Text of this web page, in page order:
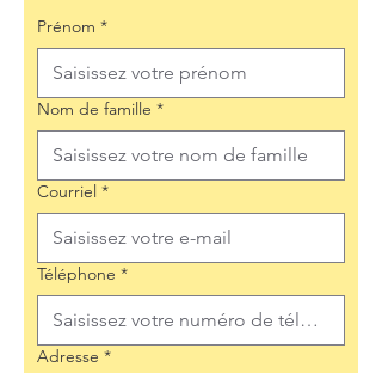
Prénom *
Nom de famille *
Courriel *
Téléphone *
Adresse *